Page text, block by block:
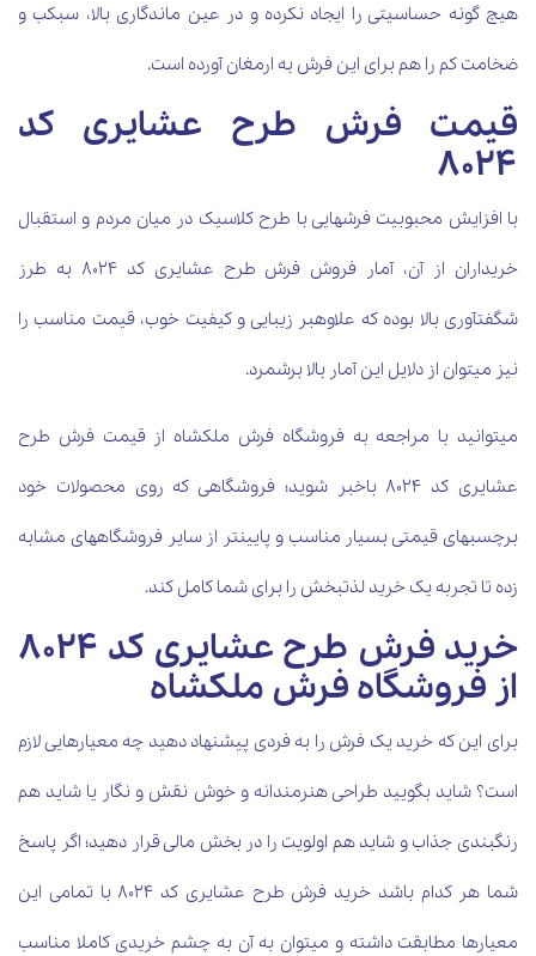
هیچ گونه حساسیتی را ایجاد نکرده و در عین ماندگاری بالا، سبکب و
ضخامت کم را هم برای این فرش به ارمغان آورده است.
قیمت فرش طرح عشایری کد
8024
با افزایش محبوبیت فرش‎هایی با طرح کلاسیک در میان مردم و استقبال
خریداران از آن، آمار فروش فرش طرح عشایری کد 8024 به طرز
شگفت‎آوری بالا بوده که علاوه‏بر زیبایی و کیفیت خوب، قیمت مناسب را
نیز می‏توان از دلایل این آمار بالا برشمرد.
می‎توانید با مراجعه به فروشگاه فرش ملکشاه از قیمت فرش طرح
عشایری کد 8024 باخبر شوید؛ فروشگاهی که روی محصولات خود
برچسب‎های قیمتی بسیار مناسب و پایین‎تر از سایر فروشگاه‏های مشابه
زده تا تجربه یک خرید لذت‎بخش را برای شما کامل کند.
خرید فرش طرح عشایری کد 8024
از فروشگاه فرش ملکشاه
برای این که خرید یک فرش را به فردی پیشنهاد دهید چه معیارهایی لازم
است؟ شاید بگویید طراحی هنرمندانه و خوش نقش و نگار یا شاید هم
رنگ‎بندی جذاب و شاید هم اولویت را در بخش مالی قرار دهید؛ اگر پاسخ
شما هر کدام باشد خرید فرش طرح عشایری کد 8024 با تمامی این
معیارها مطابقت داشته و می‎توان به آن به چشم خریدی کاملا مناسب